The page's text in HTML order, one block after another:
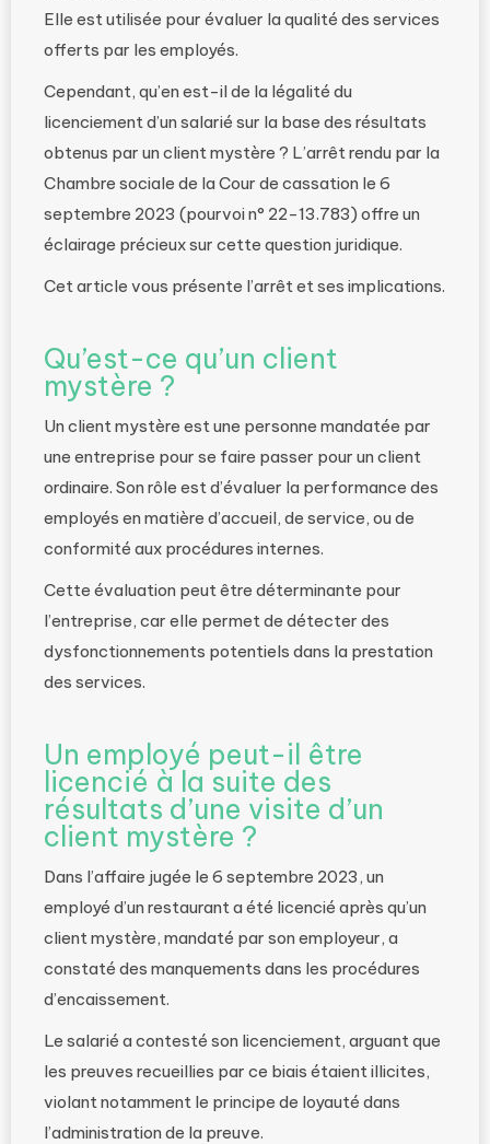
Elle est utilisée pour évaluer la qualité des services
offerts par les employés.
Cependant, qu’en est-il de la légalité du
licenciement d’un salarié sur la base des résultats
obtenus par un client mystère ? L’arrêt rendu par la
Chambre sociale de la Cour de cassation le 6
septembre 2023 (pourvoi n° 22-13.783) offre un
éclairage précieux sur cette question juridique.
Cet article vous présente l’arrêt et ses implications.
Qu’est-ce qu’un client
mystère ?
Un client mystère est une personne mandatée par
une entreprise pour se faire passer pour un client
ordinaire. Son rôle est d’évaluer la performance des
employés en matière d’accueil, de service, ou de
conformité aux procédures internes.
Cette évaluation peut être déterminante pour
l’entreprise, car elle permet de détecter des
dysfonctionnements potentiels dans la prestation
des services.
Un employé peut-il être
licencié à la suite des
résultats d’une visite d’un
client mystère ?
Dans l’affaire jugée le 6 septembre 2023, un
employé d’un restaurant a été licencié après qu’un
client mystère, mandaté par son employeur, a
constaté des manquements dans les procédures
d’encaissement.
Le salarié a contesté son licenciement, arguant que
les preuves recueillies par ce biais étaient illicites,
violant notamment le principe de loyauté dans
l’administration de la preuve.